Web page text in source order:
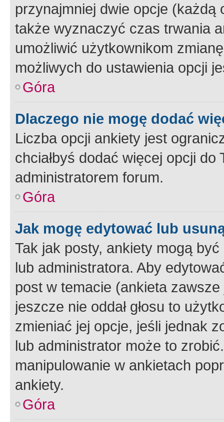
przynajmniej dwie opcje
także wyznaczyć czas trwania
umożliwić użytkownikom
możliwych do ustawienia opcji
Góra
Dlaczego nie mogę dodać
Liczba opcji ankiety jest
chciałbyś dodać więcej opcji
administratorem forum.
Góra
Jak mogę edytować lub
Tak jak posty, ankiety mogą
lub administratora. Aby
post w temacie (ankieta
jeszcze nie oddał głosu to
zmieniać jej opcje, jeśli jednak
lub administrator może to
manipulowanie w ankietach
ankiety.
Góra